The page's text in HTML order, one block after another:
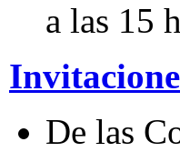
a las 15
De las